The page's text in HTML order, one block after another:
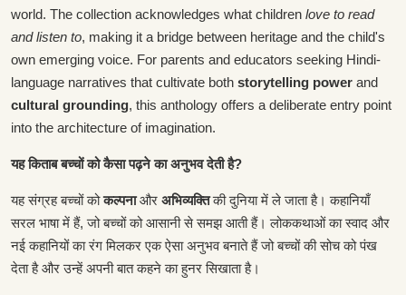
world. The collection acknowledges what children love to read
and listen to, making it a bridge between heritage and the child's
own emerging voice. For parents and educators seeking Hindi-
language narratives that cultivate both storytelling power and
cultural grounding, this anthology offers a deliberate entry point
into the architecture of imagination.
यह किताब बच्चों को कैसा पढ़ने का अनुभव देती है?
यह संग्रह बच्चों कोकल्पनाऔर अभिव्यक्तिकी दुनिया में ले जाता है। कहानियाँ
सरल भाषा में हैं, जो बच्चों को आसानी से समझ आती हैं। लोककथाओं का स्वाद और
नई कहानियों का रंग मिलकर एक ऐसा अनुभव बनाते हैं जो बच्चों की सोच को पंख
देता है और उन्हें अपनी बात कहने का हुनर सिखाता है।